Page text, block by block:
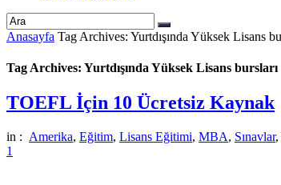
Anasayfa Tag Archives: Yurtdışında Yüksek Lisans
Tag Archives: Yurtdışında Yüksek Lisans bursları
TOEFL İçin 10 Ücretsiz Kaynak
in : Amerika, Eğitim, Lisans Eğitimi, MBA, Sınavlar,
1